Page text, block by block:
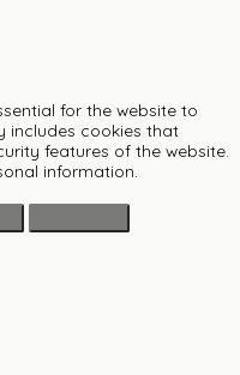
for the website to
includes cookies that
features of the website.
information.